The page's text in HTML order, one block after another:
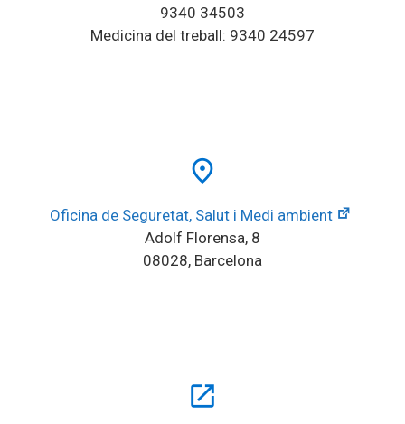
9340 34503
Medicina del treball: 9340 24597
place
Oficina de Seguretat, Salut i Medi ambient
Adolf Florensa, 8
08028, Barcelona
open_in_new